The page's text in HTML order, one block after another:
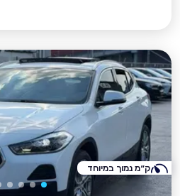
ק״מ נמוך במיוחד